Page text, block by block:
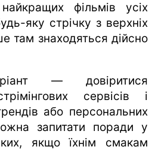
фільмів усіх
яку стрічку з верхніх
там знаходяться дійсно
— довіритися
сервісів і
або персональних
запитати поради у
якщо їхнім смакам